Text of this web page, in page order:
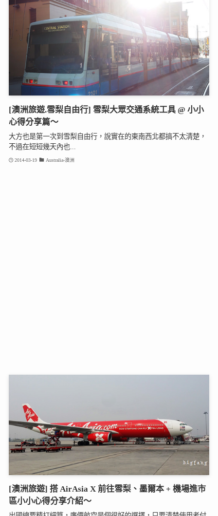
[澳洲旅遊.雪梨自由行] 雪梨大眾交通系統工具 @ 小小
心得分享篇～
大方也是第一次到雪梨自由行，說實在的東南西北都搞不太清楚，
不過在短短幾天內也...
2014-03-19 Australia-澳洲
[澳洲旅遊] 搭 AirAsia X 前往雪梨、墨爾本 + 機場進市
區小小心得分享介紹～